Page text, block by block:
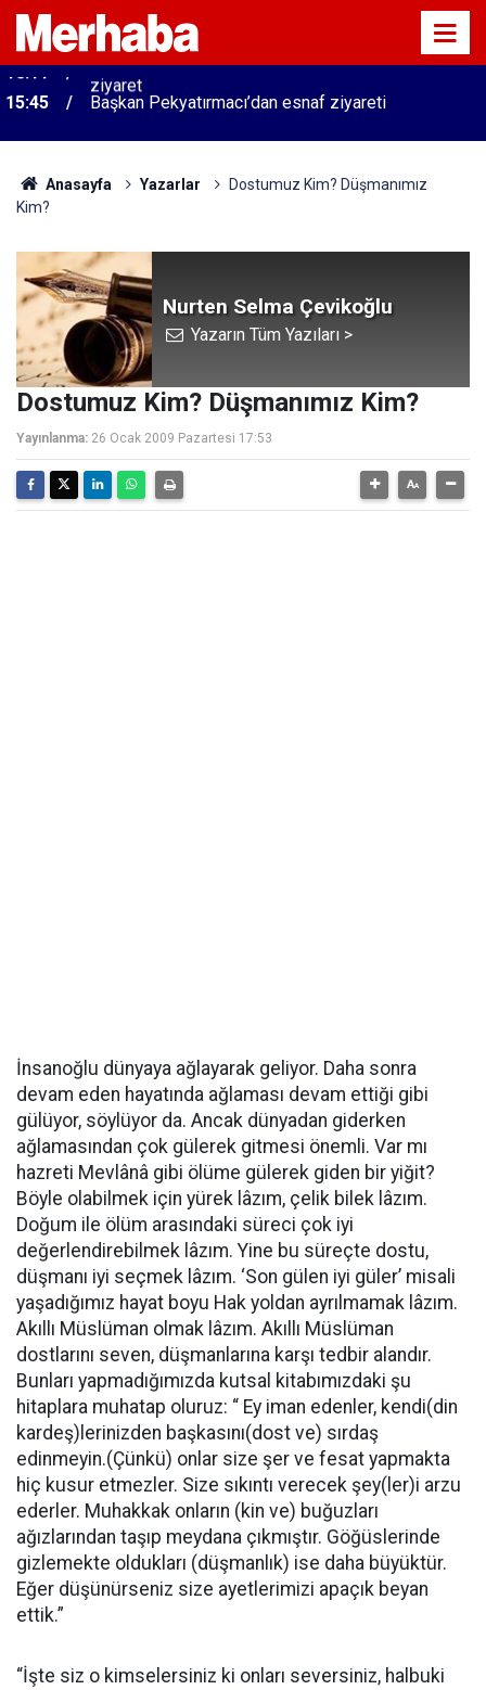
15:45 Başkan Pekyatırmacı’dan esnaf ziyareti
Anasayfa Yazarlar
Dostumuz Kim? Düşmanımız
Kim?
Nurten Selma Çevikoğlu
Yazarın Tüm Yazıları >
Dostumuz Kim? Düşmanımız Kim?
Yayınlanma: 26 Ocak 2009 Pazartesi 17:53
İnsanoğlu dünyaya ağlayarak geliyor. Daha sonra
devam eden hayatında ağlaması devam ettiği gibi
gülüyor, söylüyor da. Ancak dünyadan giderken
ağlamasından çok gülerek gitmesi önemli. Var mı
hazreti Mevlânâ gibi ölüme gülerek giden bir yiğit?
Böyle olabilmek için yürek lâzım, çelik bilek lâzım.
Doğum ile ölüm arasındaki süreci çok iyi
değerlendirebilmek lâzım. Yine bu süreçte dostu,
düşmanı iyi seçmek lâzım. ‘Son gülen iyi güler’ misali
yaşadığımız hayat boyu Hak yoldan ayrılmamak lâzım.
Akıllı Müslüman olmak lâzım. Akıllı Müslüman
dostlarını seven, düşmanlarına karşı tedbir alandır.
Bunları yapmadığımızda kutsal kitabımızdaki şu
hitaplara muhatap oluruz: “ Ey iman edenler, kendi(din
kardeş)lerinizden başkasını(dost ve) sırdaş
edinmeyin.(Çünkü) onlar size şer ve fesat yapmakta
hiç kusur etmezler. Size sıkıntı verecek şey(ler)i arzu
ederler. Muhakkak onların (kin ve) buğuzları
ağızlarından taşıp meydana çıkmıştır. Göğüslerinde
gizlemekte oldukları (düşmanlık) ise daha büyüktür.
Eğer düşünürseniz size ayetlerimizi apaçık beyan
ettik.”
“İşte siz o kimselersiniz ki onları seversiniz, halbuki